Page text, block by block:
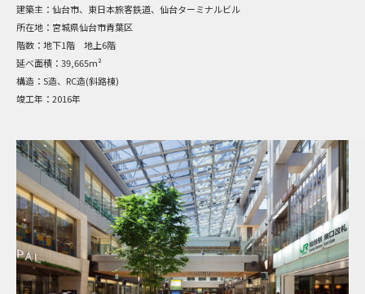
建築主： 仙台市、東日本旅客鉄道、仙台ターミナルビル
所在地： 宮城県仙台市青葉区
階数： 地下1階 地上6階
延べ面積： 39,665m²
構造： S造、RC造(斜路棟)
竣工年： 2016年